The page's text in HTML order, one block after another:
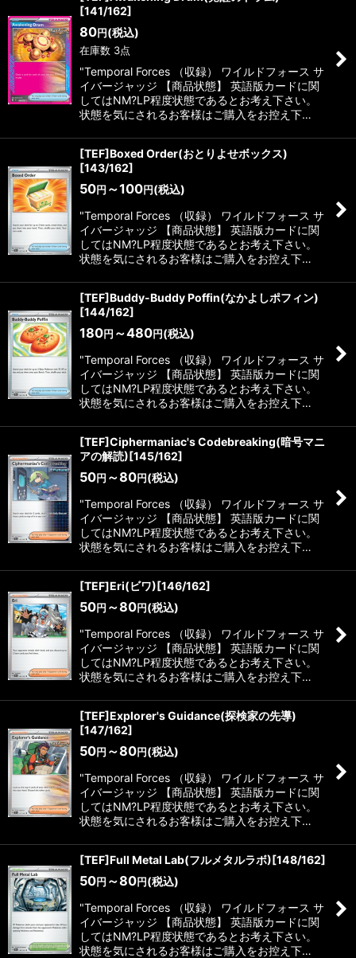
[141/162]
80円 (税込)
在庫数 3点
"Temporal Forces （収録） ワイルドフォース サ
イバージャッジ 【商品状態】 英語版カードに関
してはNM?LP程度状態であるとお考え下さい。
状態を気にされるお客様はご購入をお控え下…
[TEF]Boxed Order(おとりよせボックス)
[143/162]
50円 ～100円 (税込)
"Temporal Forces （収録） ワイルドフォース サ
イバージャッジ 【商品状態】 英語版カードに関
してはNM?LP程度状態であるとお考え下さい。
状態を気にされるお客様はご購入をお控え下…
[TEF]Buddy-Buddy Poffin(なかよしポフィン)
[144/162]
180円 ～480円 (税込)
"Temporal Forces （収録） ワイルドフォース サ
イバージャッジ 【商品状態】 英語版カードに関
してはNM?LP程度状態であるとお考え下さい。
状態を気にされるお客様はご購入をお控え下…
[TEF]Ciphermaniac's Codebreaking(暗号マニ
アの解読)[145/162]
50円 ～80円 (税込)
"Temporal Forces （収録） ワイルドフォース サ
イバージャッジ 【商品状態】 英語版カードに関
してはNM?LP程度状態であるとお考え下さい。
状態を気にされるお客様はご購入をお控え下…
[TEF]Eri(ビワ)[146/162]
50円 ～80円 (税込)
"Temporal Forces （収録） ワイルドフォース サ
イバージャッジ 【商品状態】 英語版カードに関
してはNM?LP程度状態であるとお考え下さい。
状態を気にされるお客様はご購入をお控え下…
[TEF]Explorer's Guidance(探検家の先導)
[147/162]
50円 ～80円 (税込)
"Temporal Forces （収録） ワイルドフォース サ
イバージャッジ 【商品状態】 英語版カードに関
してはNM?LP程度状態であるとお考え下さい。
状態を気にされるお客様はご購入をお控え下…
[TEF]Full Metal Lab(フルメタルラボ)[148/162]
50円 ～80円 (税込)
"Temporal Forces （収録） ワイルドフォース サ
イバージャッジ 【商品状態】 英語版カードに関
してはNM?LP程度状態であるとお考え下さい。
状態を気にされるお客様はご購入をお控え下…